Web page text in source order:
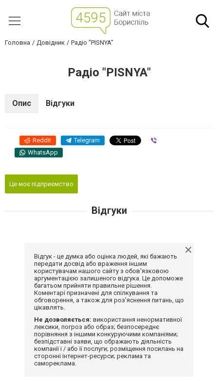
Головна Довідник Радіо "PISNYA"
Радіо "PISNYA"
Опис Відгуки
Reddit Telegram
WhatsApp
Це моє підприємство
Відгуки
Відгук - це думка або оцінка людей, які бажають
передати досвід або враження іншим
користувачам нашого сайту з обов'язковою
аргументацією залишеного відгука. Це допоможе
багатьом прийняти правильне рішення.
Коментарі призначені для спілкування та
обговорення, а також для роз'яснення питань, що
цікавлять.
Не дозволяється: використання ненормативної
лексики, погроз або образ; безпосереднє
порівняння з іншими конкуруючими компаніями;
безпідставні заяви, що ображають діяльність
компанії і / або її послуги; розміщення посилань на
сторонні інтернет-ресурси; реклама та
самореклама.